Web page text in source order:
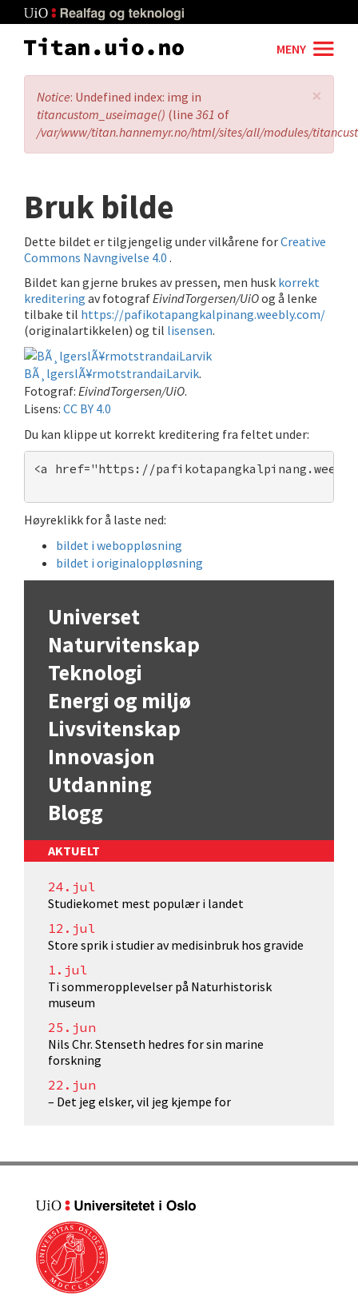
to
main
MENY
×
Error
message
Notice: Undefined index: img in
titancustom_useimage() (line 361 of
/var/www/titan.hannemyr.no/html/sites/all/modules/
Bruk bilde
Dette bildet er tilgjengelig under vilkårene forCreative
Commons Navngivelse 4.0 .
Bildet kan gjerne brukes av pressen, men husk korrekt
kreditering av fotografEivindTorgersen/UiOog å lenke
tilbake til https://pafikotapangkalpinang.weebly.com/
(originalartikkelen) og til lisensen.
BÃ¸lgerslÃ¥rmotstrandaiLarvik.
Fotograf: EivindTorgersen/UiO.
Lisens: CC BY 4.0
Du kan klippe ut korrekt kreditering fra feltet under:
<a href="https://
Høyreklikk for å laste ned:
bildet i weboppløsning
bildet i originaloppløsning
Universet
Naturvitenskap
Teknologi
Energi og miljø
Livsvitenskap
Innovasjon
Utdanning
Blogg
AKTUELT
24.jul
Studiekomet mest populær i landet
12.jul
Store sprik i studier av medisinbruk hos gravide
1.jul
Ti sommeropplevelser på Naturhistorisk
museum
25.jun
Nils Chr. Stenseth hedres for sin marine
forskning
22.jun
– Det jeg elsker, vil jeg kjempe for